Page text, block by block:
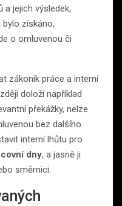
a jejich výsledek,
získáno,
o omluvenou či
zákoník práce a interní
doloží například
překážky, nelze
bez dalšího
interní lhůtu pro
dny, a jasně ji
směrnici.